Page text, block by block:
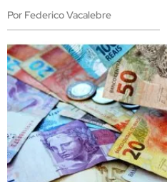
Por Federico Vacalebre